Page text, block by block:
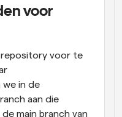
voor
voor te
we in de
aan die
main branch van